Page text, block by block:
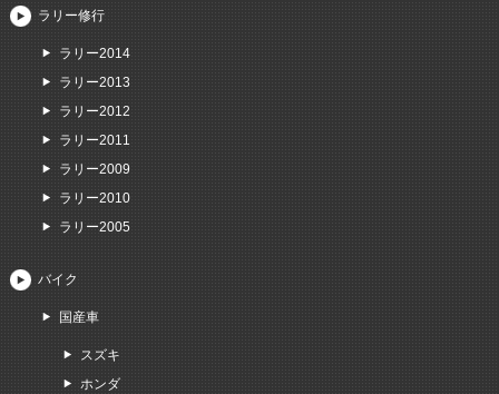
ラリー修行
ラリー2014
ラリー2013
ラリー2012
ラリー2011
ラリー2009
ラリー2010
ラリー2005
バイク
国産車
スズキ
ホンダ